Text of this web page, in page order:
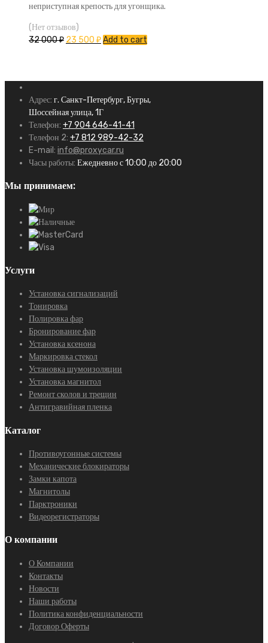
неприступная крепость для угонщика.
(Нет отзывов)
32 000₽ 23 500 ₽Add to cart
Адрес: г. Санкт-Петербург, Бугры,
Шоссейная улица, 1Г
Телефон: +7 904 646-41-41
Телефон 2: +7 812 989-42-32
E-mail: info@proxycar.ru
Часы работы: Ежедневно с 10:00 до 20:00
Мы принимаем:
Услуги
Установка сигнализаций
Тонировка
Полировка фар
Бронирование фар
Установка ксенона
Маркировка стекол
Установка шумоизоляции
Установка магнитол
Ремонт сколов и трещин
Антигравийная пленка
Каталог
Противоугонные системы
Механические блокираторы
Замки капота
Магнитолы
Парктроники
Видеорегистраторы
О компании
О Компании
Контакты
Новости
Наши работы
Политика конфиденциальности
Договор Оферты